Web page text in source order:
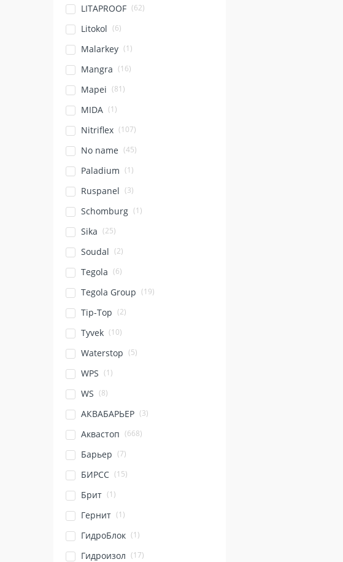
LITAPROOF (62)
Litokol (6)
Malarkey (1)
Mangra (16)
Mapei (81)
MIDA (1)
Nitriflex (107)
No name (45)
Paladium (1)
Ruspanel (3)
Schomburg (1)
Sika (25)
Soudal (2)
Tegola (6)
Tegola Group (19)
Tip-Top (2)
Tyvek (10)
Waterstop (5)
WPS (1)
WS (8)
АКВАБАРЬЕР (3)
Аквастоп (668)
Барьер (7)
БИРСС (15)
Брит (1)
Гернит (1)
ГидроБлок (1)
Гидроизол (17)